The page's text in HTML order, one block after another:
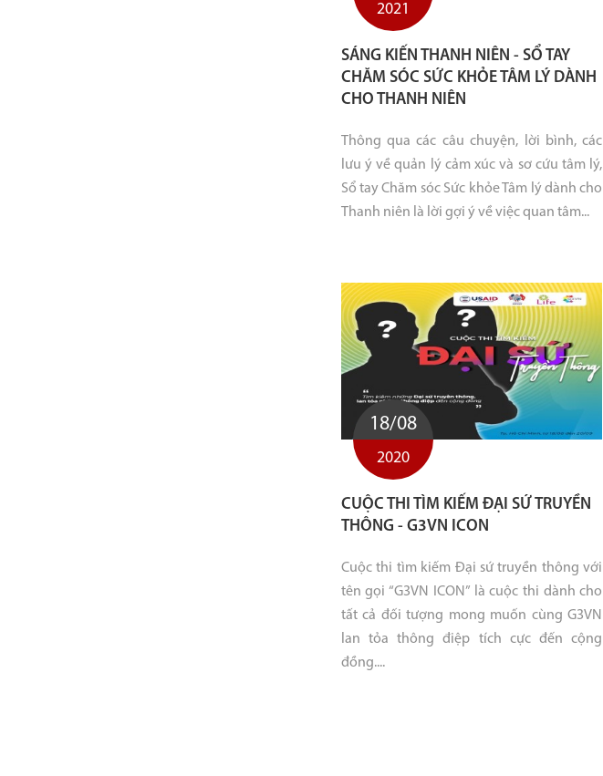
2021
SÁNG KIẾN THANH NIÊN - SỔ TAY
CHĂM SÓC SỨC KHỎE TÂM LÝ DÀNH
CHO THANH NIÊN
Thông qua các câu chuyện, lời bình, các
lưu ý về quản lý cảm xúc và sơ cứu tâm lý,
Sổ tay Chăm sóc Sức khỏe Tâm lý dành cho
Thanh niên là lời gợi ý về việc quan tâm...
18/08
2020
CUỘC THI TÌM KIẾM ĐẠI SỨ TRUYỀN
THÔNG - G3VN ICON
Cuộc thi tìm kiếm Đại sứ truyền thông với
tên gọi “G3VN ICON” là cuộc thi dành cho
tất cả đối tượng mong muốn cùng G3VN
lan tỏa thông điệp tích cực đến cộng
đồng....